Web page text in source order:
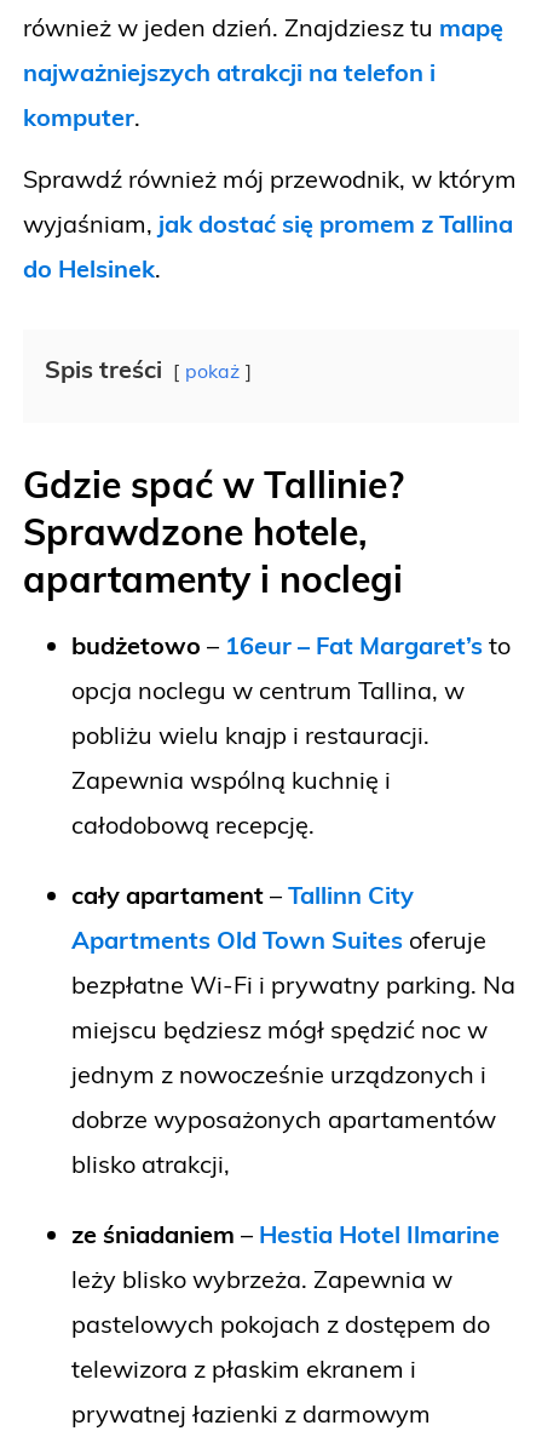
również w jeden dzień. Znajdziesz tu mapę
najważniejszych atrakcji na telefon i
komputer.
Sprawdź również mój przewodnik, w którym
wyjaśniam, jak dostać się promem z Tallina
do Helsinek.
Spis treści pokaż
Gdzie spać w Tallinie?
Sprawdzone hotele,
apartamenty i noclegi
budżetowo – 16eur – Fat Margaret’s to
opcja noclegu w centrum Tallina, w
pobliżu wielu knajp i restauracji.
Zapewnia wspólną kuchnię i
całodobową recepcję.
cały apartament – Tallinn City
Apartments Old Town Suites oferuje
bezpłatne Wi-Fi i prywatny parking. Na
miejscu będziesz mógł spędzić noc w
jednym z nowocześnie urządzonych i
dobrze wyposażonych apartamentów
blisko atrakcji,
ze śniadaniem – Hestia Hotel Ilmarine
leży blisko wybrzeża. Zapewnia w
pastelowych pokojach z dostępem do
telewizora z płaskim ekranem i
prywatnej łazienki z darmowym